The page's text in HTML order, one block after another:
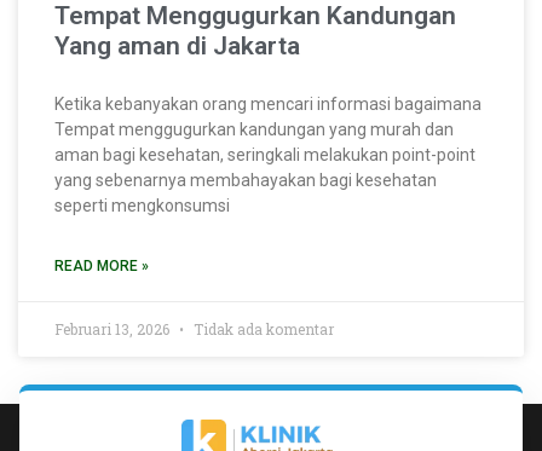
Tempat Menggugurkan Kandungan
Yang aman di Jakarta
Ketika kebanyakan orang mencari informasi bagaimana
Tempat menggugurkan kandungan yang murah dan
aman bagi kesehatan, seringkali melakukan point-point
yang sebenarnya membahayakan bagi kesehatan
seperti mengkonsumsi
READ MORE »
Februari 13, 2026 Tidak ada komentar